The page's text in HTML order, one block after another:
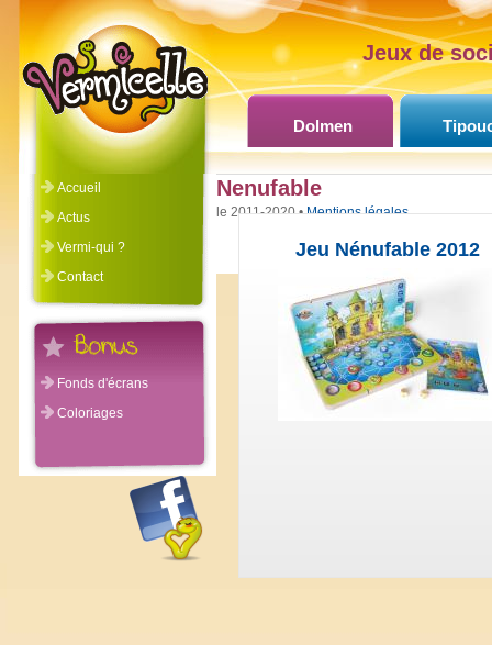
Jeux de
Dolmen
Nenufable
Jeu Nénufable 2012
Accueil
Actus
Vermi-qui ?
Contact
Fonds d'écrans
Coloriages
©Vermicelle 2011-2020 •Mentions légales